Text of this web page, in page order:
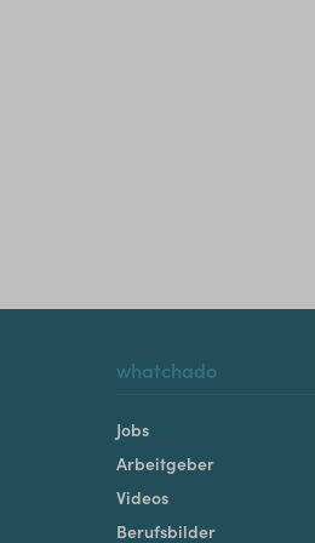
whatchado
Jobs
Arbeitgeber
Videos
Berufsbilder